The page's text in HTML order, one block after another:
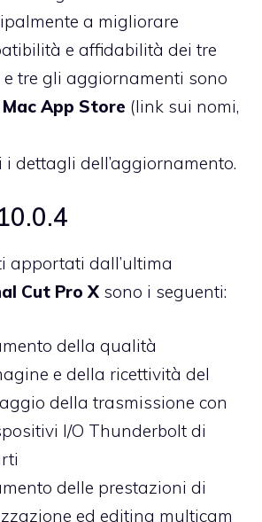
a migliorare
e affidabilità dei tre
tre gli aggiornamenti sono
Mac App Store (link sui nomi,
dettagli dell’aggiornamento.
apportati dall’ultima
Cut Pro X sono i seguenti:
della qualità
e della ricettività del
della trasmissione con
I/O Thunderbolt di
delle prestazioni di
ed editing multicam